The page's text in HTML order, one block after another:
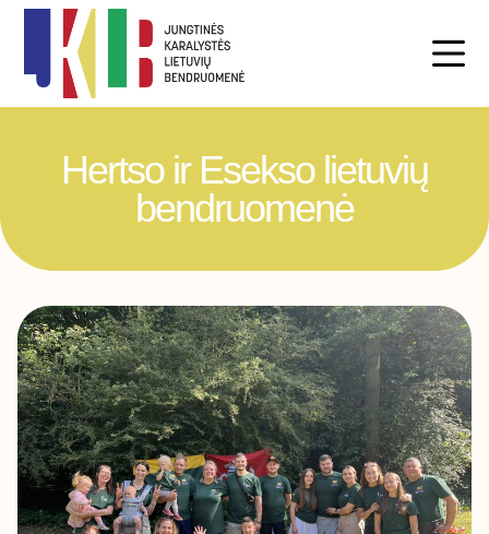
Hertso ir Esekso lietuvių
bendruomenė